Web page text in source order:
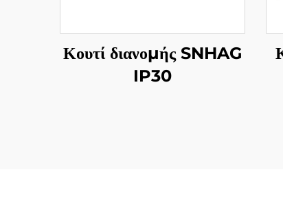
Κουτί διανομής SNHAG
IP30